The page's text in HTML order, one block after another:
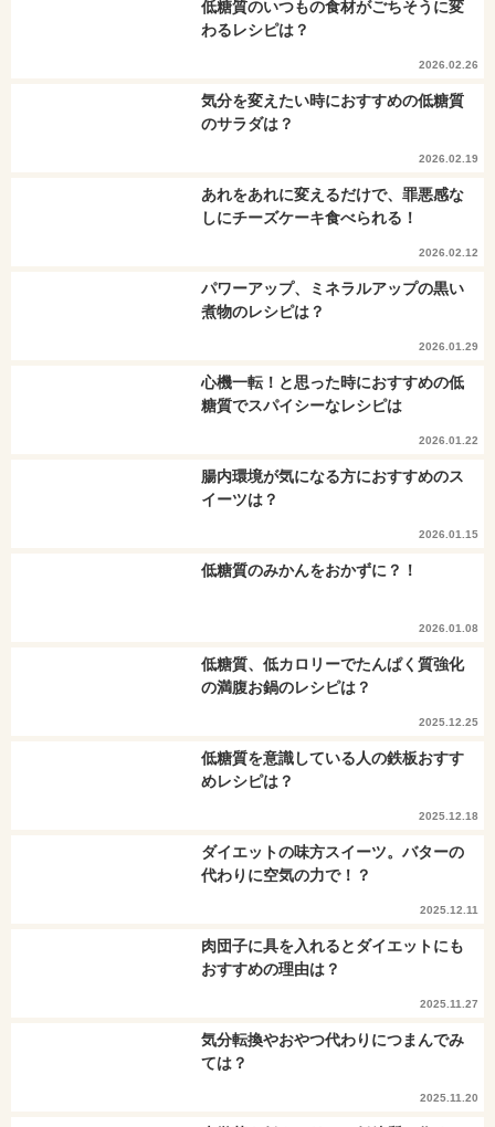
低糖質のいつもの食材がごちそうに変
わるレシピは？
2026.02.26
気分を変えたい時におすすめの低糖質
のサラダは？
2026.02.19
あれをあれに変えるだけで、罪悪感な
しにチーズケーキ食べられる！
2026.02.12
パワーアップ、ミネラルアップの黒い
煮物のレシピは？
2026.01.29
心機一転！と思った時におすすめの低
糖質でスパイシーなレシピは
2026.01.22
腸内環境が気になる方におすすめのス
イーツは？
2026.01.15
低糖質のみかんをおかずに？！
2026.01.08
低糖質、低カロリーでたんぱく質強化
の満腹お鍋のレシピは？
2025.12.25
低糖質を意識している人の鉄板おすす
めレシピは？
2025.12.18
ダイエットの味方スイーツ。バターの
代わりに空気の力で！？
2025.12.11
肉団子に具を入れるとダイエットにも
おすすめの理由は？
2025.11.27
気分転換やおやつ代わりにつまんでみ
ては？
2025.11.20